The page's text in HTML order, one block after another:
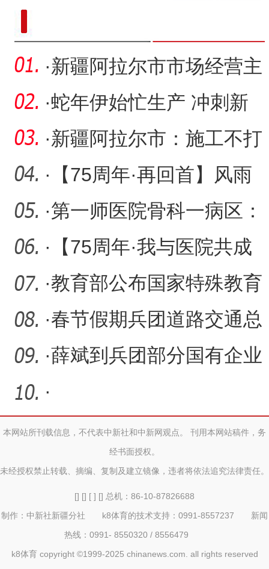
·新疆阿拉尔市市场经营主
体总量突破3万户
·蛇年伊始忙生产 冲刺新
年“开门红”
·新疆阿拉尔市：施工不打
烊 建设冲刺忙
·
【75周年·再回首】风雨
春秋关山月——原第一师
医
·第一师医院骨科一病区：
勇闯高龄手术“禁区”助老
·
【75周年·我与医院共成
长】向阳而生，逐光而行
·教育部公布国家特殊教育
改革实验区名单，兵团1地
入
·春节假期兵团道路交通总
体平稳有序
·薛斌到兵团部分国有企业
调研
·
本网站所刊载信息，不代表中新社和中新网观点。 刊用本网站稿件，务
经书面授权。
未经授权禁止转载、摘编、复制及建立镜像，违者将依法追究法律责任。
[] [] [ ] [] 总机：86-10-87826688
制作：中新社新疆分社 k8体育的技术支持：0991-8557237 新闻
热线：0991- 8550320 / 8556479
k8体育 copyright ©1999-2025 chinanews.com. all rights reserved